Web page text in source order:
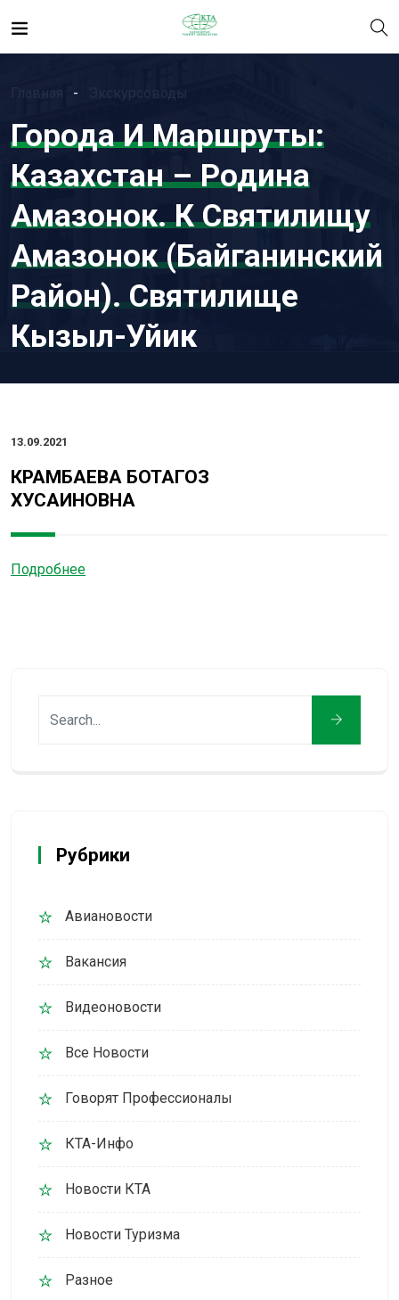
Главная
Города И Маршруты:
Казахстан – Родина
Амазонок. К Святилищу
Амазонок (Байганинский
Район). Святилище
Кызыл-Уйик
13.09.2021
КРАМБАЕВА БОТАГОЗ
ХУСАИНОВНА
Подробнее
Рубрики
Авиановости
Вакансия
Видеоновости
Все Новости
Говорят Профессионалы
КТА-Инфо
Новости КТА
Новости Туризма
Разное